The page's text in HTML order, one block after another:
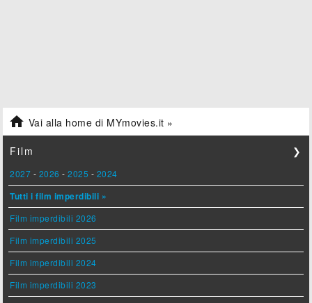
 Vai alla home di MYmovies.it »
Film ❯
2027 - 2026 -2025 - 2024
Tutti i film imperdibili »
Film imperdibili 2026
Film imperdibili 2025
Film imperdibili 2024
Film imperdibili 2023